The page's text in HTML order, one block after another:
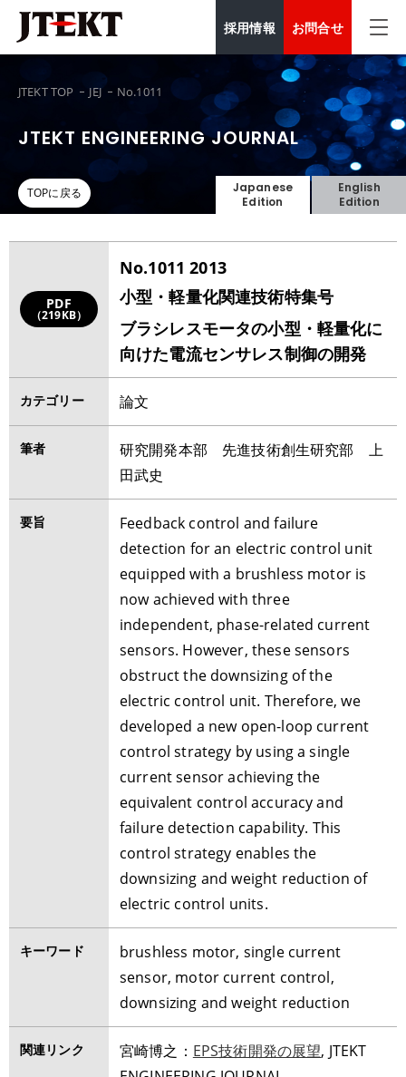
採用情報 お問合せ
JTEKT TOP JEJ No.1011
JTEKT ENGINEERING JOURNAL
TOPに戻る
Japanese
Edition
English
Edition
PDF
（219KB）
No.1011 2013
小型・軽量化関連技術特集号
ブラシレスモータの小型・軽量化に
向けた電流センサレス制御の開発
カテゴリー 論文
筆者
研究開発本部 先進技術創生研究部 上
田武史
要旨
Feedback control and failure
detection for an electric control unit
equipped with a brushless motor is
now achieved with three
independent, phase-related current
sensors. However, these sensors
obstruct the downsizing of the
electric control unit. Therefore, we
developed a new open-loop current
control strategy by using a single
current sensor achieving the
equivalent control accuracy and
failure detection capability. This
control strategy enables the
downsizing and weight reduction of
electric control units.
キーワード
brushless motor, single current
sensor, motor current control,
downsizing and weight reduction
関連リンク 宮崎博之： EPS技術開発の展望, JTEKT